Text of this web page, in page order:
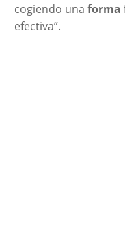
cogiendo una forma
efectiva”.